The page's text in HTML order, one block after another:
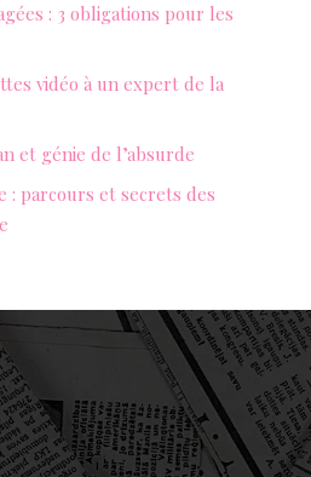
: 3 obligations pour les
vidéo à un expert de la
et génie de l’absurde
: parcours et secrets des